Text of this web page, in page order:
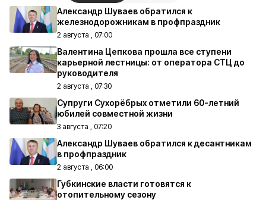
Александр Шуваев обратился к
железнодорожникам в профпраздник
2 августа , 07:00
Валентина Цепкова прошла все ступени
карьерной лестницы: от оператора СТЦ до
руководителя
2 августа , 07:30
Супруги Сухорёбрых отметили 60-летний
юбилей совместной жизни
3 августа , 07:20
Александр Шуваев обратился к десантникам
в профпраздник
2 августа , 06:00
Губкинские власти готовятся к
отопительному сезону